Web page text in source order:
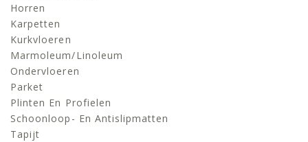
Horren
Karpetten
Kurkvloeren
Marmoleum/linoleum
Ondervloeren
Parket
Plinten En Profielen
Schoonloop- En Antislipmatten
Tapijt